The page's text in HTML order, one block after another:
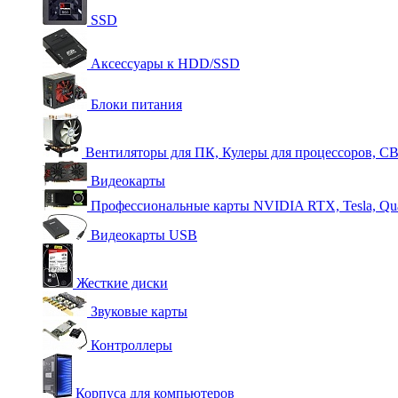
SSD
Аксессуары к HDD/SSD
Блоки питания
Вентиляторы для ПК, Кулеры для процессоров,
Видеокарты
Профессиональные карты NVIDIA RTX, Tesla,
Видеокарты USB
Жесткие диски
Звуковые карты
Контроллеры
Корпуса для компьютеров